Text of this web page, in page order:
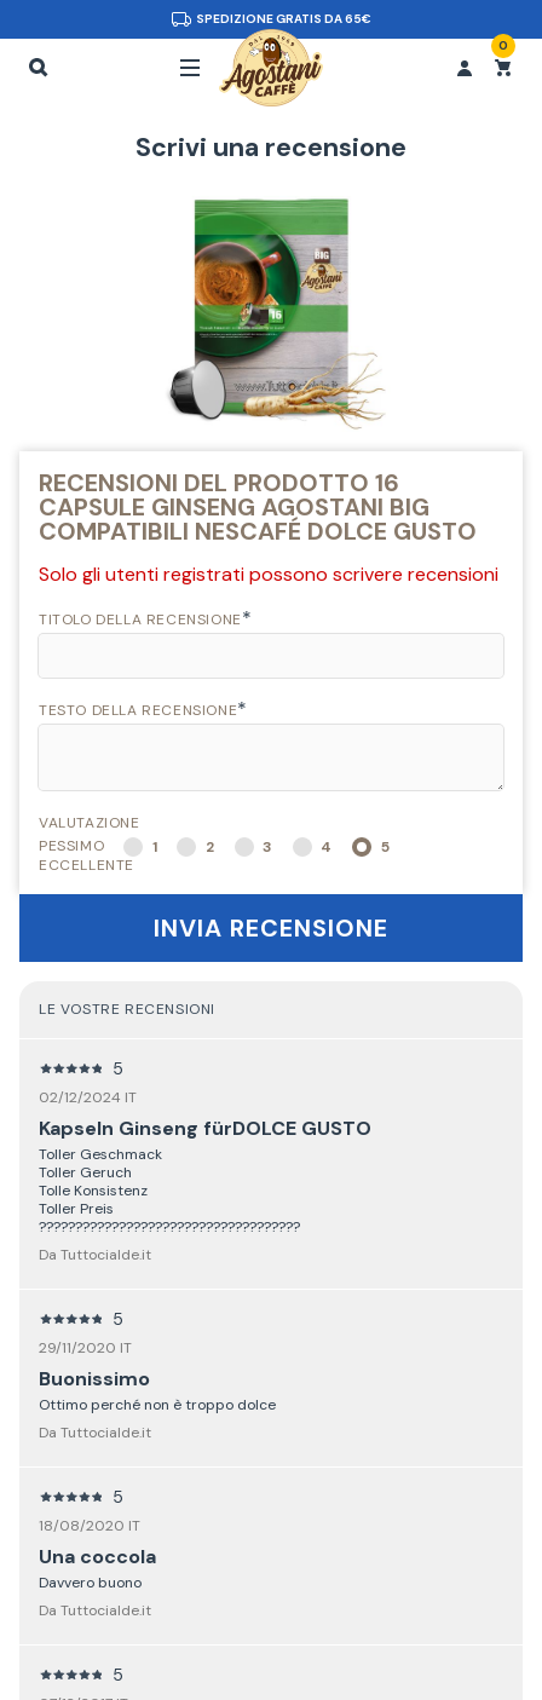
0
Scrivi una recensione
RECENSIONI DEL PRODOTTO 16
CAPSULE GINSENG AGOSTANI BIG
COMPATIBILI NESCAFÉ DOLCE GUSTO
Solo gli utenti registrati possono scrivere recensioni
TITOLO DELLA RECENSIONE*
TESTO DELLA RECENSIONE*
VALUTAZIONE
PESSIMO
1 2 3 4
5
ECCELLENTE
INVIA RECENSIONE
LE VOSTRE RECENSIONI
5
02/12/2024 IT
Kapseln Ginseng fürDOLCE GUSTO
Toller Geschmack
Toller Geruch
Tolle Konsistenz
Toller Preis
????????????????????????????????????
Da Tuttocialde.it
5
29/11/2020 IT
Buonissimo
Ottimo perché non è troppo dolce
Da Tuttocialde.it
5
18/08/2020 IT
Una coccola
Davvero buono
Da Tuttocialde.it
5